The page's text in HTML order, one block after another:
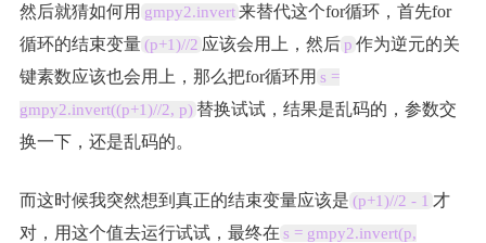
然后就猜如何用 gmpy2.invert来替代这个for循环，首先for
循环的结束变量(p+1)//2 应该会用上，然后p 作为逆元的关
键素数应该也会用上，那么把for循环用 s =
gmpy2.invert((p+1)//2, p) 替换试试，结果是乱码的，参数交
换一下，还是乱码的。
而这时候我突然想到真正的结束变量应该是 (p+1)//2 - 1 才
对，用这个值去运行试试，最终在 s = gmpy2.invert(p,